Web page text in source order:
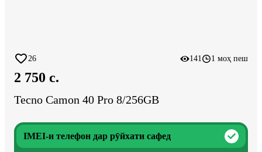
26 141 1 моҳ пеш
2 750 c.
Tecno Camon 40 Pro 8/256GB
IMEI-и телефон дар рӯйхати сафед